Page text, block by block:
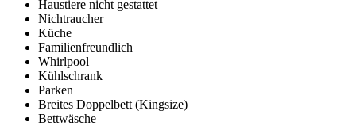
Haustiere nicht gestattet
Nichtraucher
Küche
Familienfreundlich
Whirlpool
Kühlschrank
Parken
Breites Doppelbett (Kingsize)
Bettwäsche